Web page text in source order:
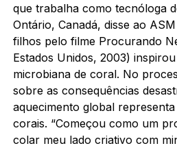
que trabalha como tecnóloga
Ontário, Canadá, disse ao
filhos pelo filme Procurando
Estados Unidos, 2003)
microbiana de coral. No
sobre as consequências
aquecimento global
corais. “Começou como um
colar meu lado criativo com